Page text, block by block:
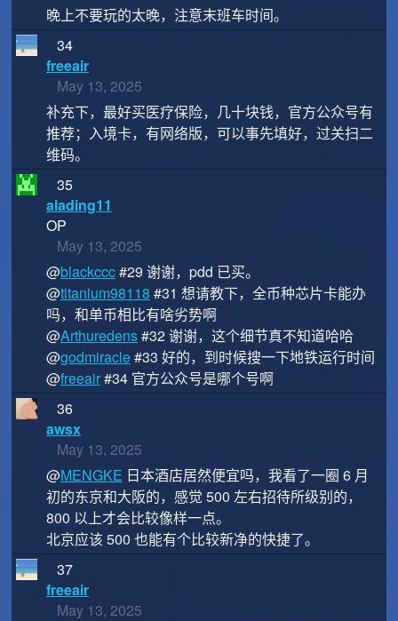
晚上不要玩的太晚，注意末班车时间。
34
freeair
May 13, 2025
补充下，最好买医疗保险，几十块钱，官方公众号有
推荐；入境卡，有网络版，可以事先填好，过关扫二
维码。
35
alading11
OP
May 13, 2025
@blackccc#29 谢谢，pdd 已买。
@titanium98118 #31 想请教下，全币种芯片卡能办
吗，和单币相比有啥劣势啊
@Arthuredens#32 谢谢，这个细节真不知道哈哈
@godmiracle#33 好的，到时候搜一下地铁运行时间
@freeair#34 官方公众号是哪个号啊
36
awsx
May 13, 2025
@MENGKE 日本酒店居然便宜吗，我看了一圈 6 月
初的东京和大阪的，感觉 500 左右招待所级别的，
800 以上才会比较像样一点。
北京应该 500 也能有个比较新净的快捷了。
37
freeair
May 13, 2025